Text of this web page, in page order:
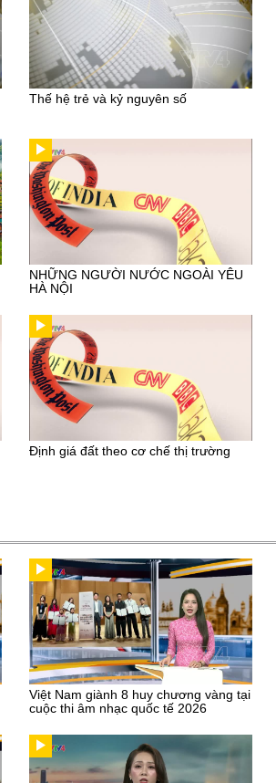
Thế hệ trẻ và kỷ nguyên số
NHỮNG NGƯỜI NƯỚC NGOÀI YÊU
HÀ NỘI
Định giá đất theo cơ chế thị trường
Việt Nam giành 8 huy chương vàng tại
cuộc thi âm nhạc quốc tế 2026